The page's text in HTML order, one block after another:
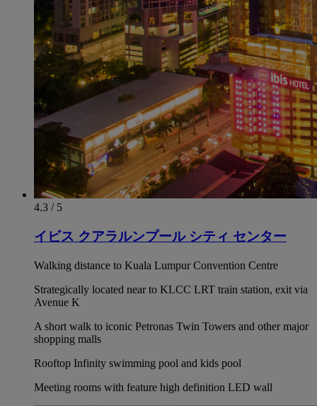
4.3 / 5
イビス クアラルンプール シティ センター
Walking distance to Kuala Lumpur Convention Centre
Strategically located near to KLCC LRT train station, exit via
Avenue K
A short walk to iconic Petronas Twin Towers and other major
shopping malls
Rooftop Infinity swimming pool and kids pool
Meeting rooms with feature high definition LED wall